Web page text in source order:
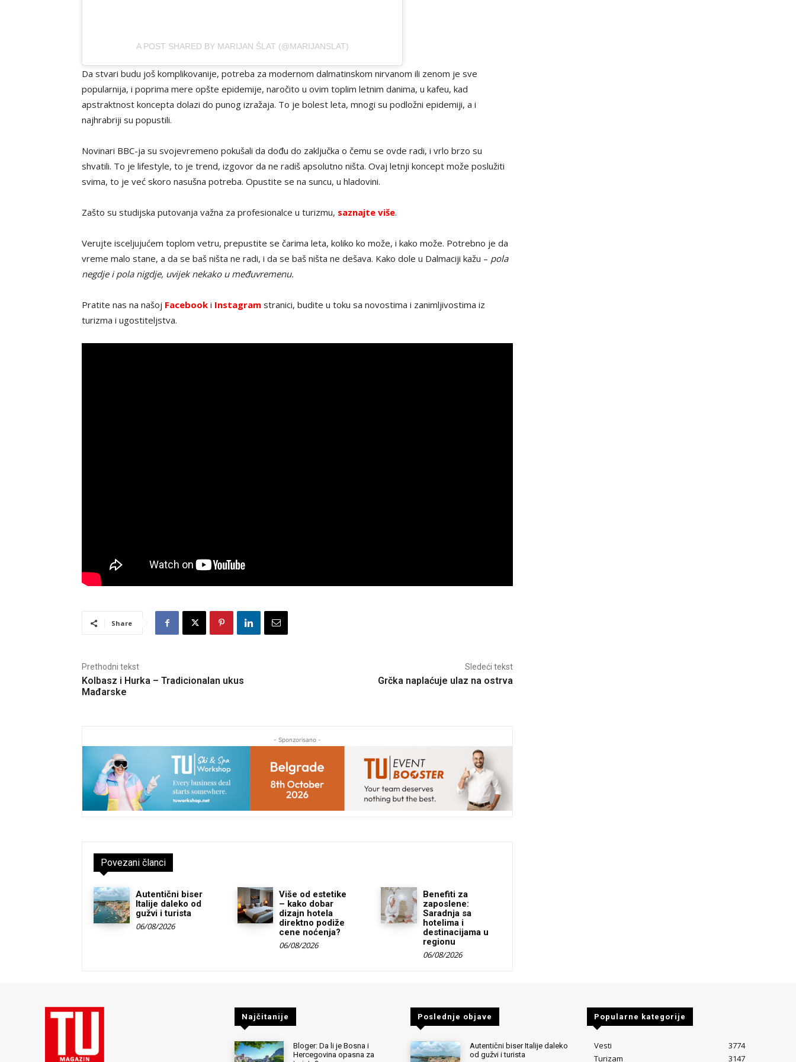
A POST SHARED BY MARIJAN ŠLAT (@MARIJANSLAT)
Da stvari budu još komplikovanije, potreba za modernom dalmatinskom nirvanom ili zenom je sve
popularnija, i poprima mere opšte epidemije, naročito u ovim toplim letnim danima, u kafeu, kad
apstraktnost koncepta dolazi do punog izražaja. To je bolest leta, mnogi su podložni epidemiji, a i
najhrabriji su popustili.
Novinari BBC-ja su svojevremeno pokušali da dođu do zaključka o čemu se ovde radi, i vrlo brzo su
shvatili. To je lifestyle, to je trend, izgovor da ne radiš apsolutno ništa. Ovaj letnji koncept može poslužiti
svima, to je već skoro nasušna potreba. Opustite se na suncu, u hladovini.
Zašto su studijska putovanja važna za profesionalce u turizmu, saznajte više.
Verujte isceljujućem toplom vetru, prepustite se čarima leta, koliko ko može, i kako može. Potrebno je da
vreme malo stane, a da se baš ništa ne radi, i da se baš ništa ne dešava. Kako dole u Dalmaciji kažu – pola
negdje i pola nigdje, uvijek nekako u međuvremenu.
Pratite nas na našoj Facebook i Instagram stranici, budite u toku sa novostima i zanimljivostima iz
turizma i ugostiteljstva.
Share
Prethodni tekst
Kolbasz i Hurka – Tradicionalan ukus
Mađarske
Sledeći tekst
Grčka naplaćuje ulaz na ostrva
- Sponzorisano -
Povezani članci
Autentični biser
Italije daleko od
gužvi i turista
06/08/2026
Više od estetike
– kako dobar
dizajn hotela
direktno podiže
cene noćenja?
06/08/2026
Benefiti za
zaposlene:
Saradnja sa
hotelima i
destinacijama u
regionu
06/08/2026
Najčitanije
Bloger: Da li je Bosna i
Hercegovina opasna za
Poslednje objave
Autentični biser Italije daleko
od gužvi i turista
Popularne kategorije
Vesti
3774
Turizam
3147